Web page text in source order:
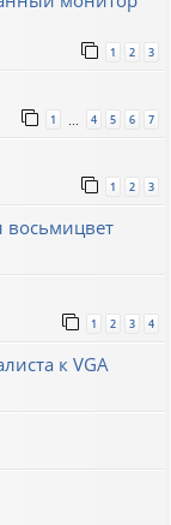
1 2 3
1 4 5 6 7
1 2 3
восьмицвет
1 2 3 4
к VGA